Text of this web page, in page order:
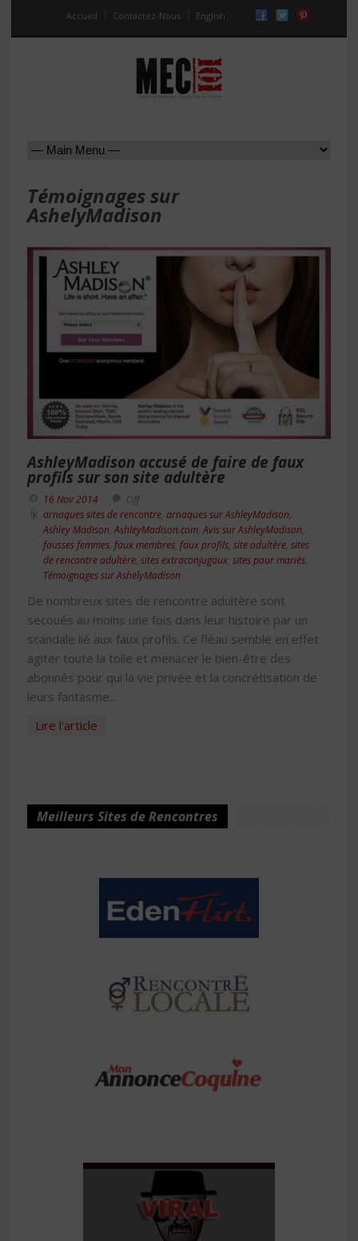
Accueil Contactez-Nous English
Témoignages sur
AshelyMadison
AshleyMadison accusé de faire de faux
profils sur son site adultère
16 Nov 2014
Off
arnaques sites de rencontre arnaques sur AshleyMadison
Ashley Madison ,AshleyMadison.com ,Avis sur AshleyMadison
fausses femmes faux membres faux profils site adultère sites
de rencontre adultère sites extraconjugaux sites pour mariés
Témoignages sur AshelyMadison
De nombreux sites de rencontre adultère sont
secoués au moins une fois dans leur histoire par un
scandale lié aux faux profils. Ce fléau semble en effet
agiter toute la toile et menacer le bien-être des
abonnés pour qui la vie privée et la concrétisation de
leurs fantasme...
Lire l'article
Meilleurs Sites de Rencontres